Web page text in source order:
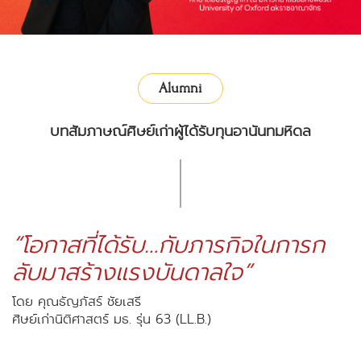
Alumni
บทสัมภาษณ์ศิษย์เก่าผู้ได้รับทุนอานันทมหิดล
“โอกาสที่ได้รับ…กับภารกิจในการก
ลับมาสร้างแรงบันดาลใจ”
โดย คุณธัญภัสร์ ชัยเสรี
ศิษย์เก่านิติศาสตร์ มธ. รุ่น 63 (LL.B.)